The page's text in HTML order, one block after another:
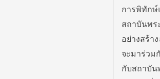
การพิทักษ์
สถาบันพร
อย่างสร้า
จะมาร่วม
กับสถาบัน